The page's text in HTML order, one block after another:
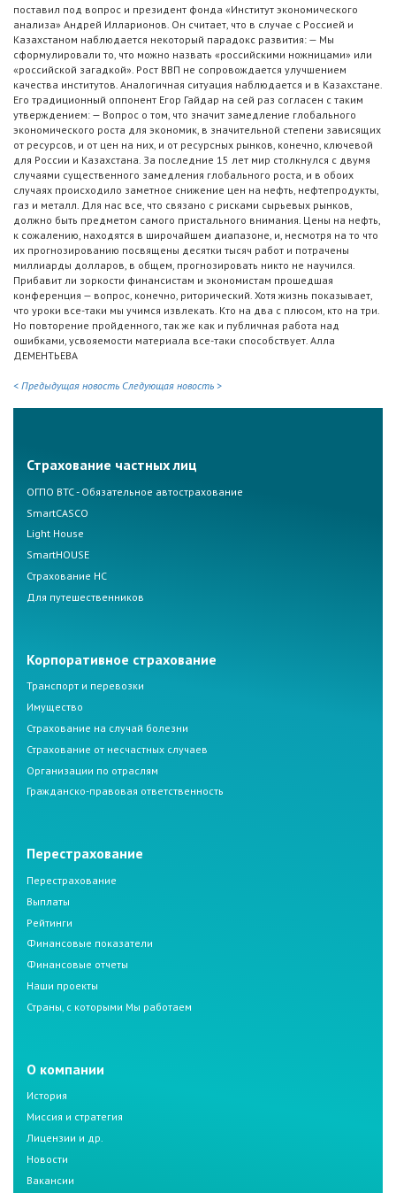
поставил под вопрос и президент фонда «Институт экономического
анализа» Андрей Илларионов. Он считает, что в случае с Россией и
Казахстаном наблюдается некоторый парадокс развития: — Мы
сформулировали то, что можно назвать «российскими ножницами» или
«российской загадкой». Рост ВВП не сопровождается улучшением
качества институтов. Аналогичная ситуация наблюдается и в Казахстане.
Его традиционный оппонент Егор Гайдар на сей раз согласен с таким
утверждением: — Вопрос о том, что значит замедление глобального
экономического роста для экономик, в значительной степени зависящих
от ресурсов, и от цен на них, и от ресурсных рынков, конечно, ключевой
для России и Казахстана. За последние 15 лет мир столкнулся с двумя
случаями существенного замедления глобального роста, и в обоих
случаях происходило заметное снижение цен на нефть, нефтепродукты,
газ и металл. Для нас все, что связано с рисками сырьевых рынков,
должно быть предметом самого пристального внимания. Цены на нефть,
к сожалению, находятся в широчайшем диапазоне, и, несмотря на то что
их прогнозированию посвящены десятки тысяч работ и потрачены
миллиарды долларов, в общем, прогнозировать никто не научился.
Прибавит ли зоркости финансистам и экономистам прошедшая
конференция — вопрос, конечно, риторический. Хотя жизнь показывает,
что уроки все-таки мы учимся извлекать. Кто на два с плюсом, кто на три.
Но повторение пройденного, так же как и публичная работа над
ошибками, усвояемости материала все-таки способствует. Алла
ДЕМЕНТЬЕВА
< Предыдущая новость Следующая новость >
Страхование частных лиц
ОГПО ВТС - Обязательное автострахование
SmartCASCO
Light House
SmartHOUSE
Страхование НС
Для путешественников
Корпоративное страхование
Транспорт и перевозки
Имущество
Страхование на случай болезни
Страхование от несчастных случаев
Организации по отраслям
Гражданско-правовая ответственность
Перестрахование
Перестрахование
Выплаты
Рейтинги
Финансовые показатели
Финансовые отчеты
Наши проекты
Страны, с которыми Мы работаем
О компании
История
Миссия и стратегия
Лицензии и др.
Новости
Вакансии